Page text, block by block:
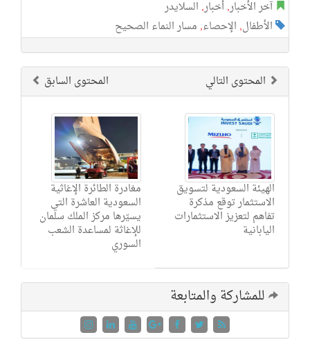
آخر الأخبار,أخبار, السلايدر
الأطفال, الإحصاء, مسار النماء الصحيح
المحتوى السابق المحتوى التالي
مغادرة الطائرة الإغاثية
السعودية العاشرة التي
يسيّرها مركز الملك سلمان
للإغاثة لمساعدة الشعب
السوري
الهيئة السعودية لتسويق
الاستثمار توقع مذكرة
تفاهم لتعزيز الاستثمارات
اليابانية
للمشاركة والمتابعة